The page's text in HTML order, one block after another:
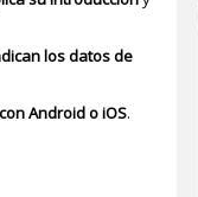
los datos de
Android o iOS.